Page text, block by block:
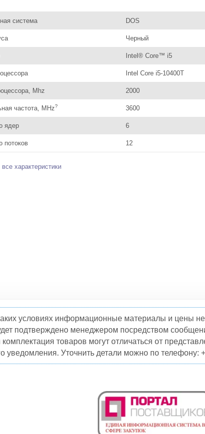
система DOS
Черный
Intel® Core™ i5
Intel Core i5-10400T
Mhz 2000
частота, MHz? 3600
ядер 6
потоков 12
характеристики
условиях информационные материалы и цены
подтверждено менеджером посредством
товаров могут отличаться от
уведомления. Уточнить детали можно по телефону: